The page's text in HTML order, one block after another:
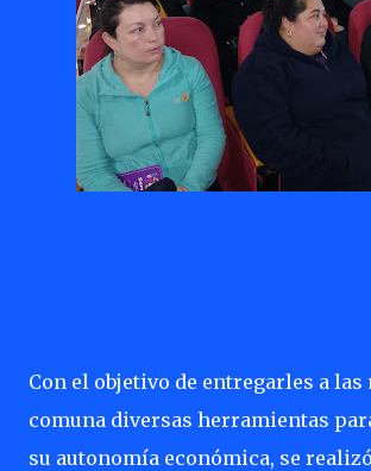
Con el objetivo de entregarles a las
comuna diversas herramientas
su autonomía económica, se